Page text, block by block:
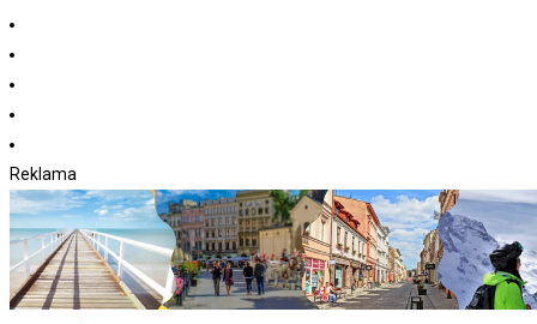
Koniec
treści
Reklama